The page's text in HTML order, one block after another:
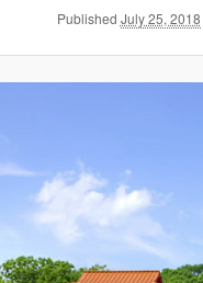
Published July 25, 2018